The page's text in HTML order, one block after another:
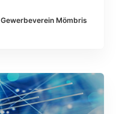
Gewerbeverein Mömbris